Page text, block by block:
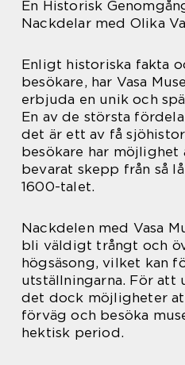
En Historisk
Nackdelar med Olika
Enligt historiska fakta
besökare, har Vasa
erbjuda en unik och
En av de största
det är ett av få
besökare har
bevarat skepp från så
1600-talet.
Nackdelen med Vasa
bli väldigt trångt och
högsäsong, vilket kan
utställningarna. För att
det dock möjligheter
förväg och besöka
hektisk period.